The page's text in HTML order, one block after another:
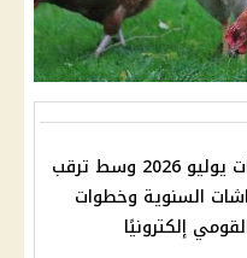
موعد صرف معاشات يوليو 2026 وسط ترقب
السنوية وخطوات
إلكترونيًا